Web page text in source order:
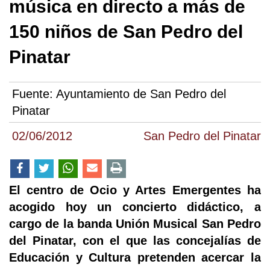
02/06/2012 San Pedro del Pinatar
música en directo a más de
150 niños de San Pedro del
Pinatar
Fuente: Ayuntamiento de San Pedro del
Pinatar
El centro de Ocio y Artes Emergentes ha
acogido hoy un concierto didáctico, a
cargo de la banda Unión Musical San Pedro
del Pinatar, con el que las concejalías de
Educación y Cultura pretenden acercar la